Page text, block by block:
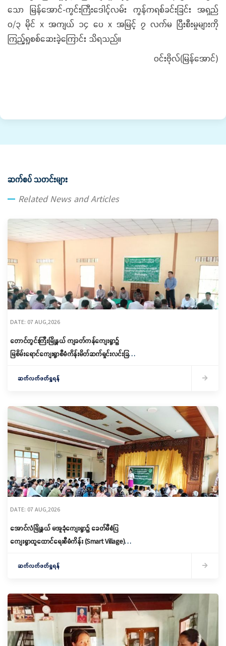
သော မြန်အောင်-ကွင်းကြီးဒေါင့်လမ်း ကွန်ကရစ်ခင်းခြင်း အရှည်
၀/၃ မိုင် x အကျယ် ၁၄ ပေ x အမြင့် ၇ လက်မ ပြီးစီးမှုများကို
ကြည့်ရှုစစ်ဆေးခဲ့ကြောင်း သိရသည်။
ဝင်းဗိုလ်(မြန်အောင်)
ဆက်စပ် သတင်းများ
Related News and Articles
DATE: 07 AUG,2026
တောင်တွင်းကြီးမြို့နယ် ကျခတ်ကန်ကျေးရွာ၌
မြစိမ်းရောင်ကျေးရွာစီမံကိန်းမိတ်ဆက်ရှင်းလင်းခြင်း
ဆက်လက်ဖတ်ရှုရန်
DATE: 07 AUG,2026
အောင်လံမြို့နယ် မအူခုံကျေးရွာ၌ ခေတ်မီစံပြ
ကျေးရွာထူထောင်ရေးစီမံကိန်း (Smart Village)
ဆက်လက်ဖတ်ရှုရန်